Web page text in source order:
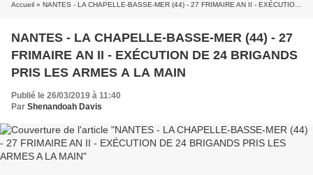
Accueil » NANTES - LA CHAPELLE-BASSE-MER (44) - 27 FRIMAIRE AN II - EXÉCUTION DE 24 BRIGANDS PRIS LES ARMES A LA MAIN
NANTES - LA CHAPELLE-BASSE-MER (44) - 27
FRIMAIRE AN II - EXÉCUTION DE 24 BRIGANDS
PRIS LES ARMES A LA MAIN
Publié le 26/03/2019 à 11:40
Par Shenandoah Davis